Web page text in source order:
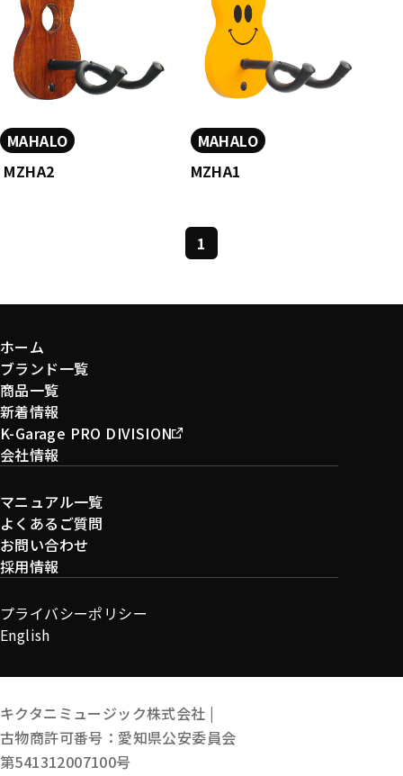
MAHALO
MZHA2
MAHALO
MZHA1
1
ホーム
ブランド一覧
商品一覧
新着情報
K-Garage PRO DIVISION
会社情報
マニュアル一覧
よくあるご質問
お問い合わせ
採用情報
プライバシーポリシー
English
キクタニミュージック株式会社 |
古物商許可番号：愛知県公安委員会
第541312007100号